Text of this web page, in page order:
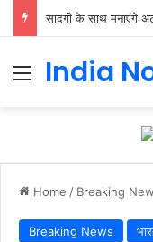
सादगी के साथ मनाएंगे
India
Home / Breaking
Breaking News